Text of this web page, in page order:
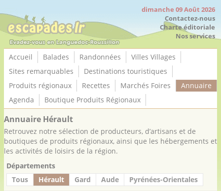
dimanche 09 Août 2026
Contactez-nous
Charte éditoriale
Nos services
Accueil Balades Randonnées
Villes Villages
Sites remarquables
Destinations touristiques
Produits régionaux
Recettes Marchés Foires
Annuaire
Agenda
Boutique Produits Régionaux
Annuaire Hérault
Retrouvez notre sélection de producteurs, d’artisans et de
boutiques de produits régionaux, ainsi que les hébergements et
les activités de loisirs de la région.
Départements
Tous
Hérault Gard Aude Pyrénées-Orientales